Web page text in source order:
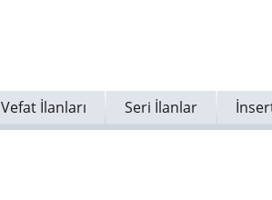
Vefat İlanları Seri İlanlar